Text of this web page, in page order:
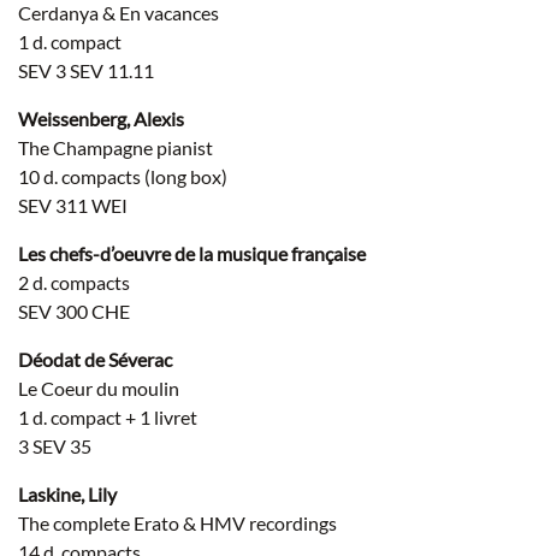
Cerdanya & En vacances
1 d. compact
SEV 3 SEV 11.11
Weissenberg, Alexis
The Champagne pianist
10 d. compacts (long box)
SEV 311 WEI
Les chefs-d’oeuvre de la musique française
2 d. compacts
SEV 300 CHE
Déodat de Séverac
Le Coeur du moulin
1 d. compact + 1 livret
3 SEV 35
Laskine, Lily
The complete Erato & HMV recordings